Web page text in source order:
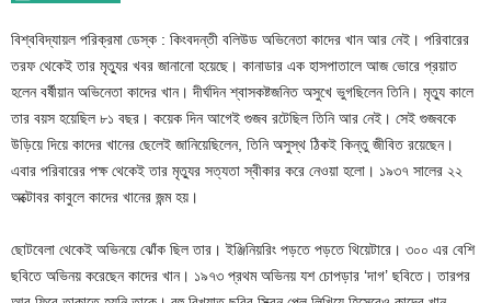
বিশ্ববিদ্যায়ল পরিক্রমা ডেস্ক : কিংবদন্তী বলিউড অভিনেতা কাদের খান আর নেই। পরিবারের
তরফ থেকেই তার মৃত্যুর খবর জানানো হয়েছে। কানাডার এক হাসপাতালে আজ ভোরে প্রয়াত
হলেন বর্ষীয়ান অভিনেতা কাদের খান। দীর্ঘদিন শ্বাসকষ্টজনিত অসুখে ভুগছিলেন তিনি। মৃত্যু কালে
তার বয়স হয়েছিল ৮১ বছর। কয়েক দিন আগেই গুজব রটেছিল তিনি আর নেই। সেই গুজবকে
উড়িয়ে দিয়ে কাদের খানের ছেলেই জানিয়েছিলেন, তিনি অসুস্থ ঠিকই কিন্তু জীবিত রয়েছেন।
এবার পরিবারের পক্ষ থেকেই তার মৃত্যুর সত্যতা স্বীকার করে নেওয়া হলো। ১৯৩৭ সালের ২২
অক্টোবর কাবুলে কাদের খানের জন্ম হয়।
ছোটবেলা থেকেই অভিনয়ে ঝোঁক ছিল তার। ইঞ্জিনিয়রিং পড়তে পড়তে থিয়েটারে। ৩০০ এর বেশি
ছবিতে অভিনয় করেছেন কাদের খান। ১৯৭৩ প্রথম অভিনয় যশ চোপড়ার ‘দাগ’ ছবিতে। তারপর